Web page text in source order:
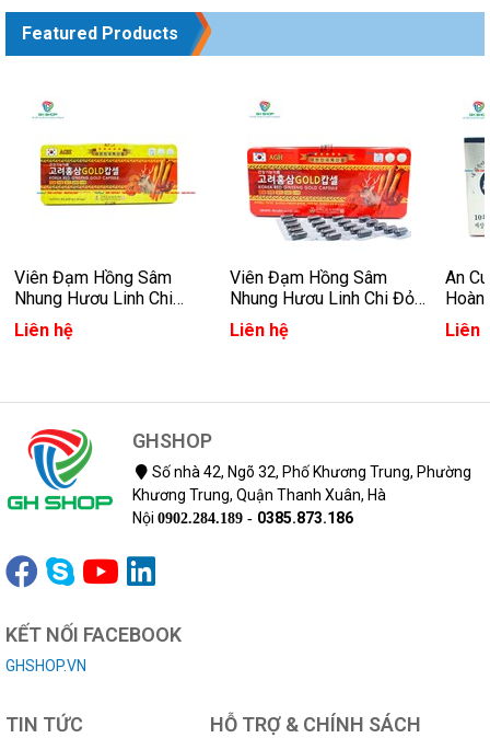
Featured Products
Viên Đạm Hồng Sâm
Nhung Hươu Linh Chi
Vàng Hàn Quốc
Liên hệ
Viên Đạm Hồng Sâm
Nhung Hươu Linh Chi Đỏ
Hàn Quốc
Liên hệ
An
Hàn
Liên
GHSHOP
Số nhà 42, Ngõ 32, Phố Khương Trung, Phường
Khương Trung, Quận Thanh Xuân, Hà
Nội 0902.284.189 - 0385.873.186
KẾT NỐI FACEBOOK
GHSHOP.VN
TIN TỨC HỖ TRỢ & CHÍNH SÁCH